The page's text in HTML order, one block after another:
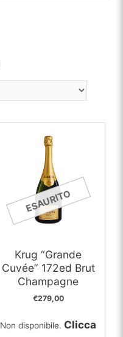
ESAURITO
Krug “Grande
Cuvée” 172ed Brut
Champagne
€279,00
Non disponibile. Clicca